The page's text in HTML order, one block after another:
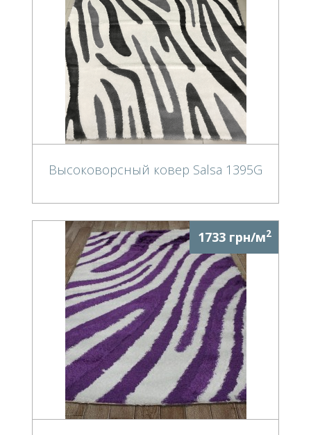
Высоковорсный ковер Salsa 1395G
1733 грн/м2